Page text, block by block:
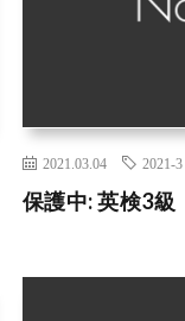
2021.03.04 2021-3
保護中: 英検3級